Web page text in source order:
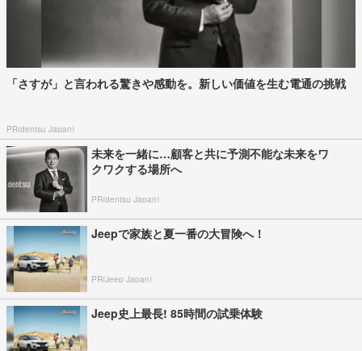
「さすが」と言われる驚きや感動を。新しい価値を生む電通の挑戦
PR(dentsu Japan)
未来を一緒に…顧客と共に予測不能な未来をワ
クワクする場所へ
PR(dentsu Japan)
Jeepで家族と夏一番の大冒険へ！
PR(Jeep Japan)
Jeep史上最長! 85時間の試乗体験